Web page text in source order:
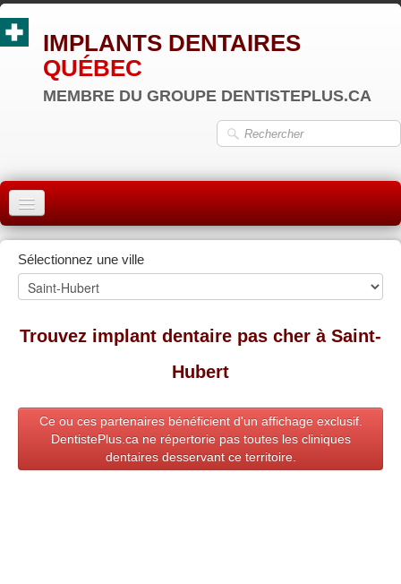
IMPLANTS DENTAIRES
QUÉBEC
MEMBRE DU GROUPE DENTISTEPLUS.CA
ACCUEIL
MONTRÉAL
QUÉBEC
LAVAL
ZONE DENTISTE▼
DENTISTEPLUS.CA
Sélectionnez une ville
Trouvez implant dentaire pas cher à Saint-
Hubert
Ce ou ces partenaires bénéficient d'un affichage exclusif.
DentistePlus.ca ne répertorie pas toutes les cliniques
dentaires desservant ce territoire.